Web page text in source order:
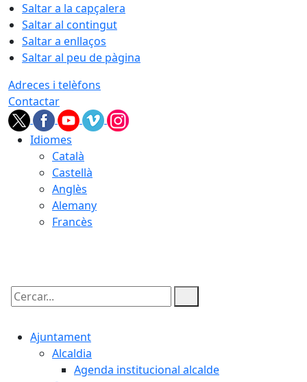
Saltar a la capçalera
Saltar al contingut
Saltar a enllaços
Saltar al peu de pàgina
Adreces i telèfons
Contactar
Idiomes
Català
Castellà
Anglès
Alemany
Francès
Cercar:
Ajuntament
Alcaldia
Agenda institucional alcalde